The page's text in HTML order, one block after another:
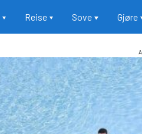
Reise Sove Gjøre